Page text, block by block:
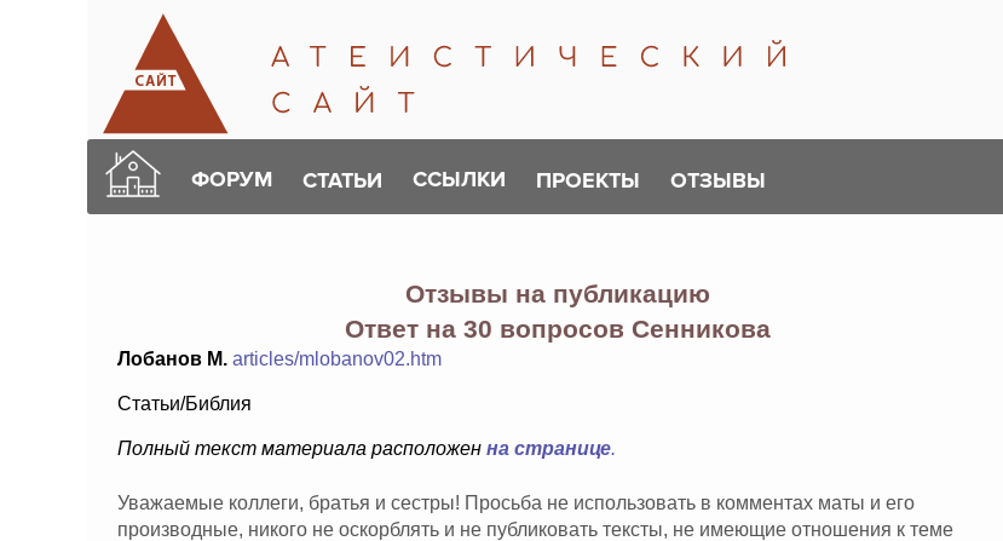
ФОРУМ СТАТЬИ ССЫЛКИ ПРОЕКТЫ ОТЗЫВЫ
Отзывы на публикацию
Ответ на 30 вопросов Сенникова
Лобанов М. articles/mlobanov02.htm
Статьи/Библия
Полный текст материала расположен на странице.
Уважаемые коллеги, братья и сестры! Просьба не использовать в комментах маты и его
производные, никого не оскорблять и не публиковать тексты, не имеющие отношения к теме